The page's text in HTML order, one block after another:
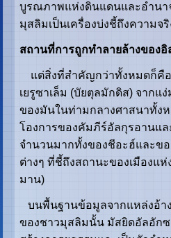
บูรณภาพแห่งดินแดนและอำนา
มุสลิมเป็นเครื่องบ่งชี้ถึงความจ
สถานที่การถูกทำลายล้างของอิ
แต่สิ่งที่สำคัญกว่าทั้งหมดก็คื
เยรูซาเล็ม (บัยตุลมักดิส) จากแ
ของมันในท่ามกลางศาสนาทั้งห
โองการของคัมภีร์อัลกุรอานแล
จำนวนมากทั้งของชีอะฮ์และข
ต่างๆ ที่ชี้ถึงสถานะของเมืองแ
มาน)
บนพื้นฐานข้อมูลจากแหล่งอ้า
ของชาวมุสลิมนั้น มัสยิดอัลอัก